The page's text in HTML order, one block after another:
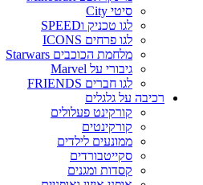
סיטי City
לגו טכניק וSPEED
לגו פרחים ICONS
מלחמת הכוכבים Starwars
גיבורי על Marvel
לגו חברים FRIENDS
רכיבה על גלגלים
קורקינט פעלולים
קורקינטים
ממונעים לילדים
סקייטבורדים
קסדות ומגנים